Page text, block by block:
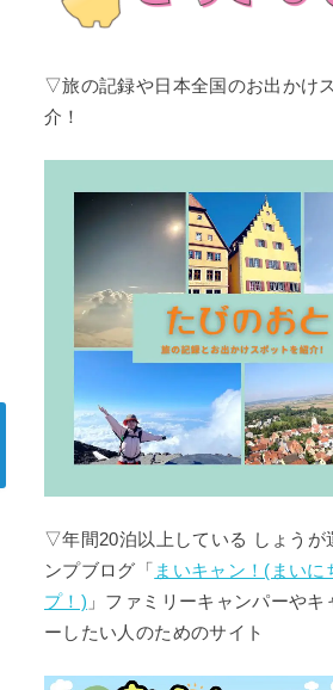
▽旅の記録や日本全国のお出かけ
介！
▽年間20泊以上している しょうが
ンプブログ「 まいキャン！(まいに
プ！) 」ファミリーキャンパーやキ
ーしたい人のためのサイト